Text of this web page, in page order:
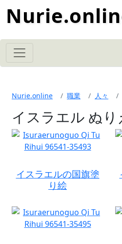
Nurie.online 職業 人々
イスラエル ぬり
イスラエルの国旗塗
り絵